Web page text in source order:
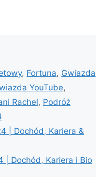
, Fortuna, Gwiazda
YouTube,
Rachel, Podróż
| Dochód, Kariera &
| Dochód, Kariera i Bio